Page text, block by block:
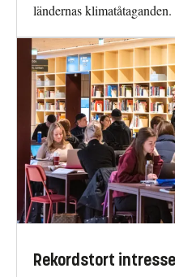
ländernas klimatåtaganden.
Rekordstort